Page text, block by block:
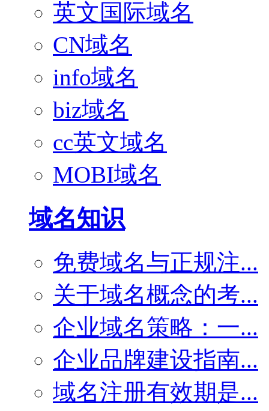
英文国际域名
CN域名
info域名
biz域名
cc英文域名
MOBI域名
域名知识
免费域名与正规注...
关于域名概念的考...
企业域名策略：一...
企业品牌建设指南...
域名注册有效期是...